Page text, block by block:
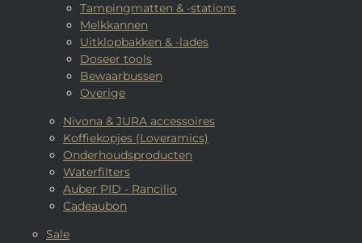
Tampingmatten & -stations
Melkkannen
Uitklopbakken & -lades
Doseer tools
Bewaarbussen
Overige
Nivona & JURA accessoires
Koffiekopjes (Loveramics)
Onderhoudsproducten
Waterfilters
Auber PID - Rancilio
Cadeaubon
Sale